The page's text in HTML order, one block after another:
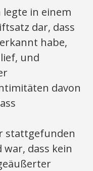
legte in einem
dar, dass
habe,
und
davon
stattgefunden
war, dass kein